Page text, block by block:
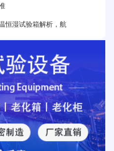
恒湿试验箱解析，航